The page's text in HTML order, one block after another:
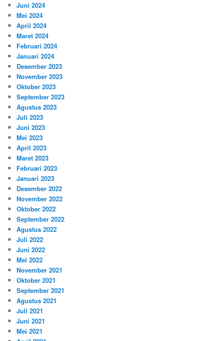
Juni 2024
Mei 2024
April 2024
Maret 2024
Februari 2024
Januari 2024
Desember 2023
November 2023
Oktober 2023
September 2023
Agustus 2023
Juli 2023
Juni 2023
Mei 2023
April 2023
Maret 2023
Februari 2023
Januari 2023
Desember 2022
November 2022
Oktober 2022
September 2022
Agustus 2022
Juli 2022
Juni 2022
Mei 2022
November 2021
Oktober 2021
September 2021
Agustus 2021
Juli 2021
Juni 2021
Mei 2021